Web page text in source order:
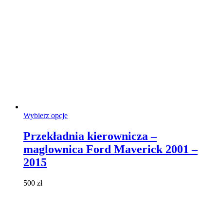
Wybierz opcjeTen
ma
wiele
wariantów.
Przekładnia kierownicza –
maglownica Ford Maverick 2001 –
2015
500 zł